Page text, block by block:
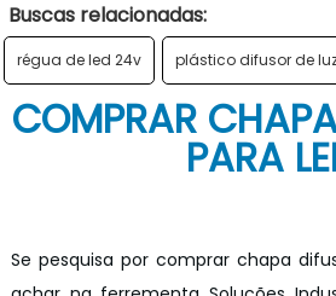
Buscas relacionadas:
régua de led 24v plástico difusor de
COMPRAR
PARA
Se pesquisa por comprar chapa